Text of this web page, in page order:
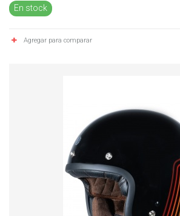
En stock
Agregar para comparar